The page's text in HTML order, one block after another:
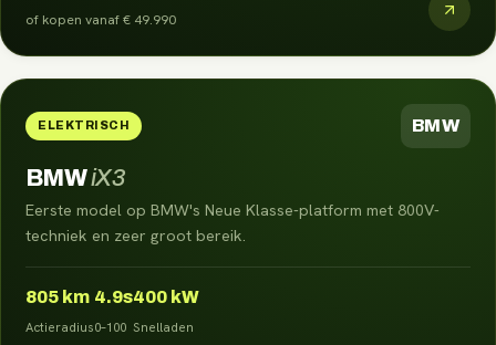
of kopen vanaf€ 49.990
ELEKTRISCH BMW
BMWiX3
Eerste model op BMW's Neue Klasse-platform met 800V-
techniek en zeer groot bereik.
805 km
Actieradius
4.9s
0–100
400 kW
Snelladen